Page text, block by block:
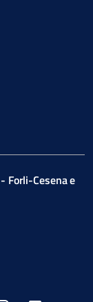
Forli-Cesena e